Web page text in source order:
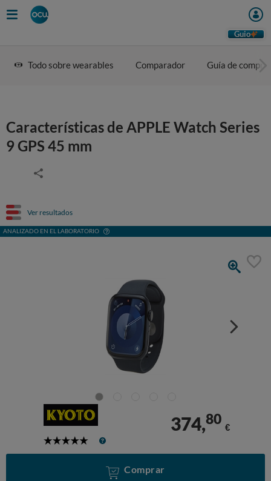
Guio
Todo sobre wearables Comparador Guía de compra
Características de APPLE Watch Series
9 GPS 45 mm
Ver resultados
ANALIZADO EN EL LABORATORIO
5
374,80
€
Comprar